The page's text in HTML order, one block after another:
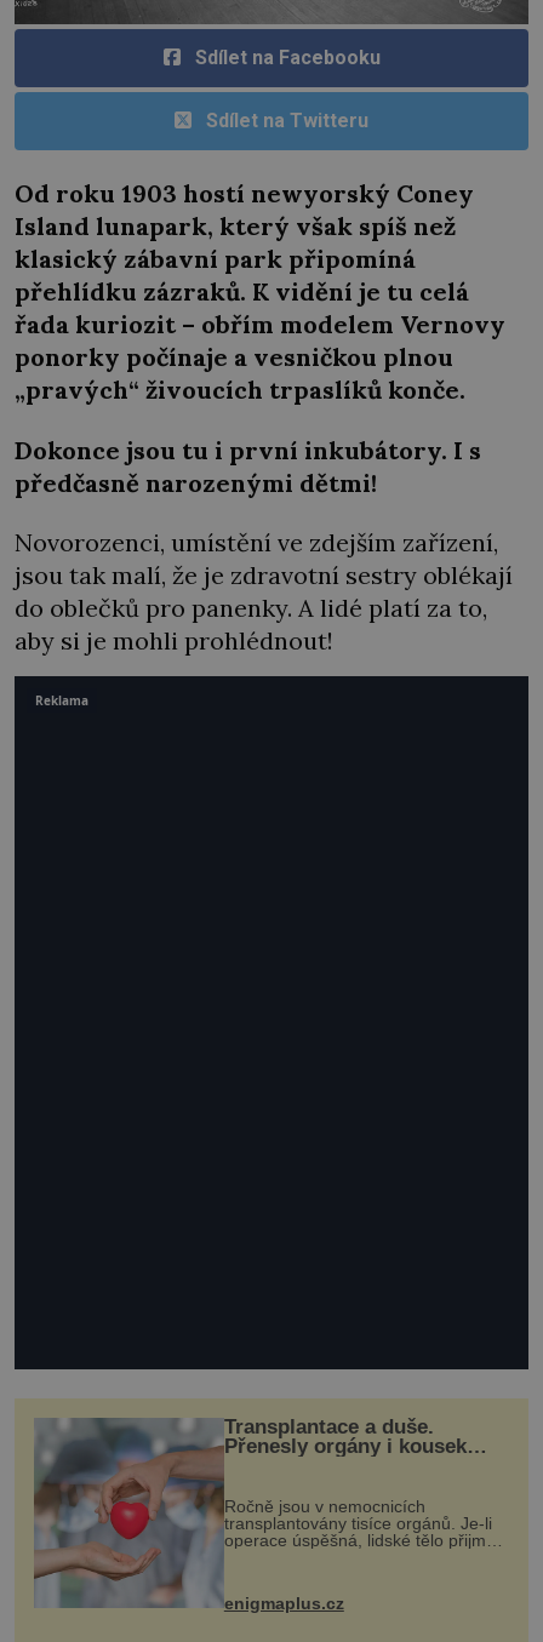
Sdílet na Facebooku
Sdílet na Twitteru
Od roku 1903 hostí newyorský Coney
Island lunapark, který však spíš než
klasický zábavní park připomíná
přehlídku zázraků. K vidění je tu celá
řada kuriozit – obřím modelem Vernovy
ponorky počínaje a vesničkou plnou
„pravých“ živoucích trpaslíků konče.
Dokonce jsou tu i první inkubátory. I s
předčasně narozenými dětmi!
Novorozenci, umístění ve zdejším zařízení,
jsou tak malí, že je zdravotní sestry oblékají
do oblečků pro panenky. A lidé platí za to,
aby si je mohli prohlédnout!
Transplantace a duše.
Přenesly orgány i kousek
Ročně jsou v nemocnicích
transplantovány tisíce orgánů. Je-li
operace úspěšná, lidské tělo přijme
enigmaplus.cz
Reklama